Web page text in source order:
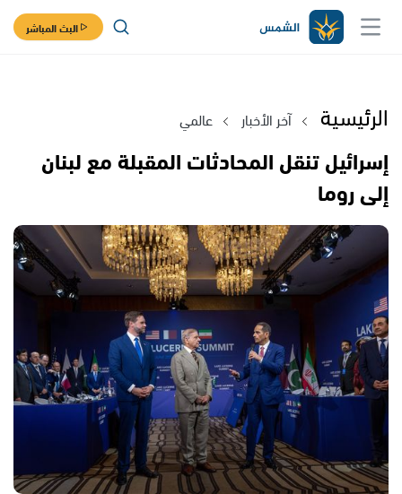
البث المباشر
الرئيسية آخر الأخبار عالمي
إسرائيل تنقل المحادثات المقبلة مع لبنان
إلى روما